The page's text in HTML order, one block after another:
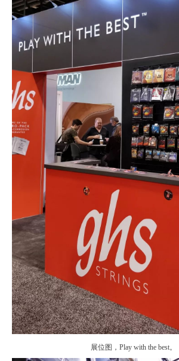
展位图，Play with the best。